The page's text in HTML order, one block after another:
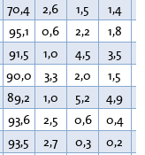
70,4 2,6 1,5 1,4
95,1 0,6 2,2 1,8
91,5 1,0 4,5 3,5
90,0 3,3 2,0 1,5
89,2 1,0 5,2 4,9
93,6 2,5 0,6 0,4
93,5 2,7 0,3 0,2